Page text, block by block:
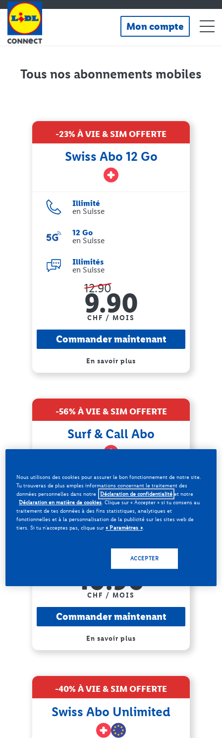
Aller
au
contenu
principal
Mon compte
Tous nos abonnements mobiles
-23% À VIE & SIM OFFERTE
Swiss Abo 12 Go
Illimité
en Suisse
12 Go
en Suisse
Illimités
en Suisse
12.90
9.90
CHF / MOIS
Commander maintenant
En savoir plus
-56% À VIE & SIM OFFERTE
Surf & Call Abo
100 min
en Suisse
Illimité
en Suisse
10.90
CHF / MOIS
Commander maintenant
En savoir plus
-40% À VIE & SIM OFFERTE
Swiss Abo Unlimited
Nous utilisons des cookies pour assurer le bon fonctionnement de notre site.
Tu trouveras de plus amples informations concernant le traitement des
données personnelles dans notre Déclaration de confidentialité et notre
Déclaration en matière de cookies. Clique sur «Accepter » si tu consens au
traitement de tes données à des fins statistiques, analytiques et
fonctionnelles et à la personnalisation de la publicité sur les sites web de
tiers. Si tu n'acceptes pas, clique sur« Paramètres ».
ACCEPTER